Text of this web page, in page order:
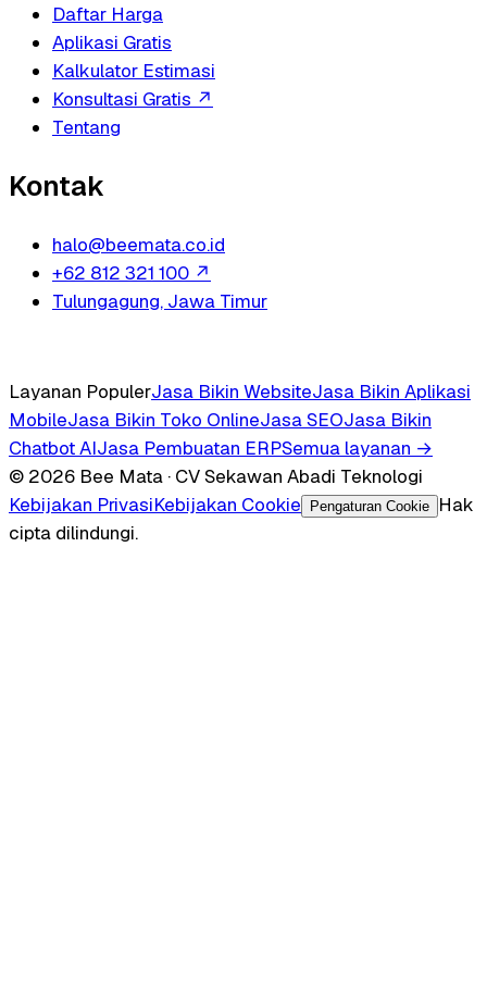
Daftar Harga
Aplikasi Gratis
Kalkulator Estimasi
Konsultasi Gratis ↗
Tentang
Kontak
halo@beemata.co.id
+62 812 321 100 ↗
Tulungagung, Jawa Timur
Layanan PopulerJasa Bikin WebsiteJasa Bikin Aplikasi
MobileJasa Bikin Toko OnlineJasa SEOJasa Bikin
Chatbot AIJasa Pembuatan ERPSemua layanan →
© 2026 Bee Mata · CV Sekawan Abadi Teknologi
Kebijakan PrivasiKebijakan Cookie Pengaturan Cookie
Hak
cipta dilindungi.